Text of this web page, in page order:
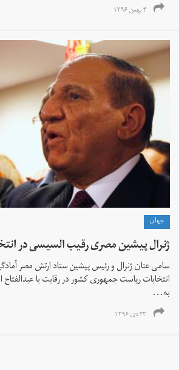
۴ بهمن ۱۳۹۶
جهان
ژنرال پیشین مصری رقیب السیسی در
سامی عنان ژنرال و رئیس پیشین ستاد ارتش مصر
انتخابات ریاست جمهوری کشور در رقابت با
به...
۲۳ دی ۱۳۹۶